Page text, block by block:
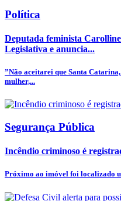
Política
Deputada feminista
Legislativa e anuncia...
”Não aceitarei que Santa
mulher,...
Segurança Pública
Incêndio criminoso é
Próximo ao imóvel foi localizado